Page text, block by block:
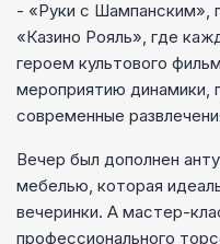
- «Руки с Шампанским»,
«Казино Рояль», где
героем культового
мероприятию динамики,
современные
Вечер был дополнен
мебелью, которая
вечеринки. А мастер-
профессионального